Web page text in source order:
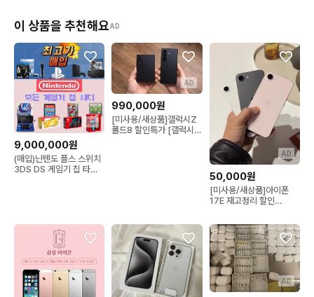
이 상품을 추천해요AD
AD
9,000,000원
(매입)닌텐도 플스 스위치
3DS DS 게임기 칩 타이
AD
990,000원
[미사용/새상품]갤럭시Z
폴드8 할인특가 [갤럭시
AD
50,000원
[미사용/새상품]아이폰
17E 재고정리 할인
AD